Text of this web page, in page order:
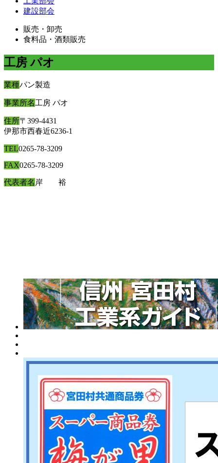
建設部会
販売・卸売
食料品・酒類販売
工房 パオ
業種パン製造
事業所名工房 パオ
住所〒399-4431
伊那市西春近6236-1
TEL0265-78-3209
FAX0265-78-3209
代表者名 岸 裕